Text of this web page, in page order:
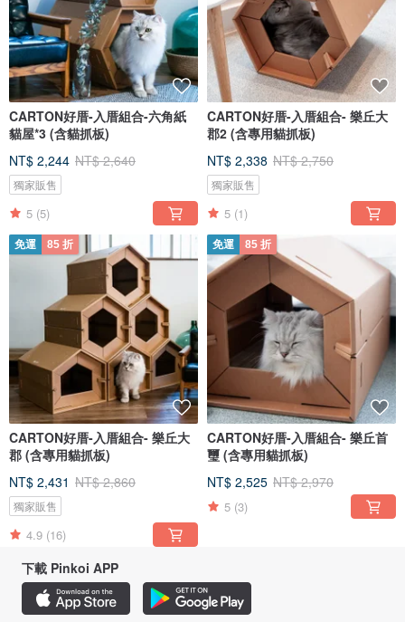
CARTON好厝-入厝組合-六角紙
貓屋*3 (含貓抓板)
NT$ 2,244 NT$ 2,640
獨家販售
5 (5)
CARTON好厝-入厝組合- 樂丘大
郡2 (含專用貓抓板)
NT$ 2,338 NT$ 2,750
獨家販售
5 (1)
免運 85 折
CARTON好厝-入厝組合- 樂丘大
郡 (含專用貓抓板)
NT$ 2,431 NT$ 2,860
獨家販售
4.9 (16)
免運 85 折
CARTON好厝-入厝組合- 樂丘首
璽 (含專用貓抓板)
NT$ 2,525 NT$ 2,970
5 (3)
下載 Pinkoi APP